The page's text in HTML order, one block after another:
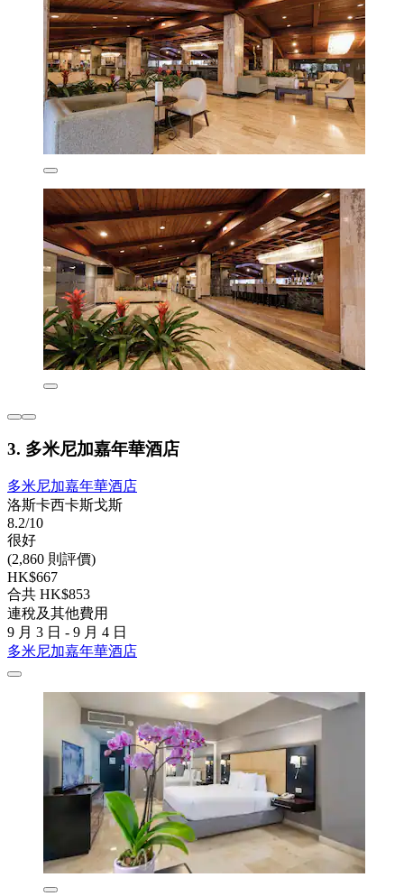
3. 多米尼加嘉年華酒店
多米尼加嘉年華酒店
洛斯卡西卡斯戈斯
8.2/10
很好
(2,860 則評價)
HK$667
合共 HK$853
連稅及其他費用
9 月 3 日 - 9 月 4 日
多米尼加嘉年華酒店